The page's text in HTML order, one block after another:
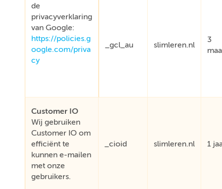
de
privacyverklaring
van Google:
https://policies.g
oogle.com/priva
cy
_gcl_au slimleren.nl
3
Customer IO
Wij gebruiken
Customer IO om
efficiënt te
kunnen e-mailen
met onze
gebruikers.
_cioid slimleren.nl 1